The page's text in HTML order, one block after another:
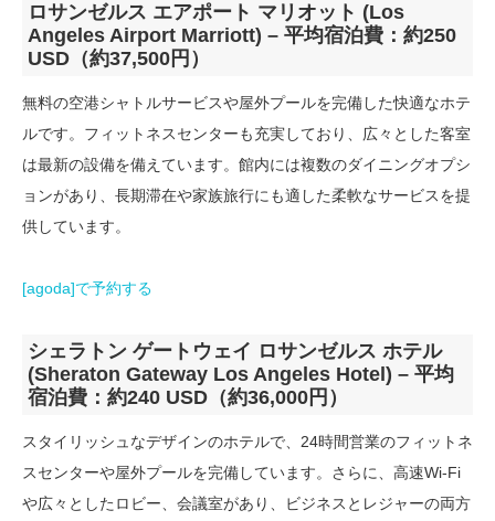
ロサンゼルス エアポート マリオット (Los
Angeles Airport Marriott) – 平均宿泊費：約250
USD（約37,500円）
無料の空港シャトルサービスや屋外プールを完備した快適なホテ
ルです。フィットネスセンターも充実しており、広々とした客室
は最新の設備を備えています。館内には複数のダイニングオプシ
ョンがあり、長期滞在や家族旅行にも適した柔軟なサービスを提
供しています。
[agoda]で予約する
シェラトン ゲートウェイ ロサンゼルス ホテル
(Sheraton Gateway Los Angeles Hotel) – 平均
宿泊費：約240 USD（約36,000円）
スタイリッシュなデザインのホテルで、24時間営業のフィットネ
スセンターや屋外プールを完備しています。さらに、高速Wi-Fi
や広々としたロビー、会議室があり、ビジネスとレジャーの両方